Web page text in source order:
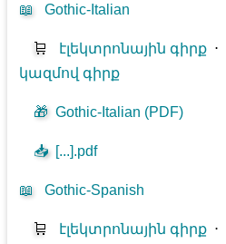
📖 Gothic-Italian
🛒 էլեկտրոնային գիրք ⋅
կազմով գիրք
🎁 Gothic-Italian (PDF)
📥 [...].pdf
📖 Gothic-Spanish
🛒 էլեկտրոնային գիրք ⋅